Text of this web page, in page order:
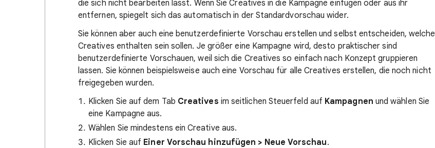
die sich nicht bearbeiten lässt. Wenn Sie Creatives in die Kampagne einfügen oder aus ihr
entfernen, spiegelt sich das automatisch in der Standardvorschau wider.
Sie können aber auch eine benutzerdefinierte Vorschau erstellen und selbst entscheiden, welche
Creatives enthalten sein sollen. Je größer eine Kampagne wird, desto praktischer sind
benutzerdefinierte Vorschauen, weil sich die Creatives so einfach nach Konzept gruppieren
lassen. Sie können beispielsweise auch eine Vorschau für alle Creatives erstellen, die noch nicht
freigegeben wurden.
Klicken Sie auf dem Tab Creatives im seitlichen Steuerfeld auf Kampagnen und wählen Sie
eine Kampagne aus.
Wählen Sie mindestens ein Creative aus.
Klicken Sie auf Einer Vorschau hinzufügen > Neue Vorschau.